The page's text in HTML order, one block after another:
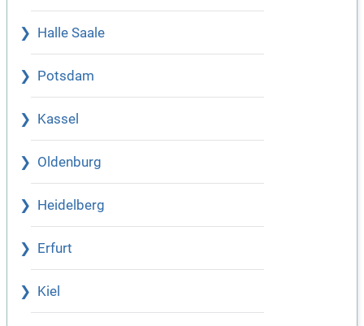
Halle Saale
Potsdam
Kassel
Oldenburg
Heidelberg
Erfurt
Kiel